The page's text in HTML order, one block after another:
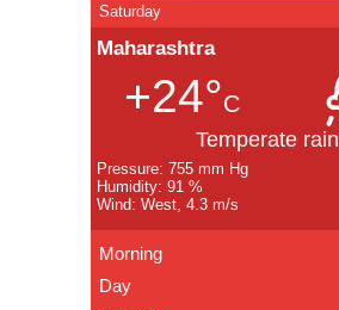
Saturday
Maharashtra
+24°C
Temperate rain
Pressure: 755 mm Hg
Humidity: 91 %
Wind: West, 4.3 m/s
Morning
Day